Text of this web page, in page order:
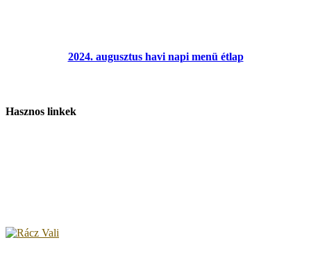
2024. augusztus havi napi menü étlap
Hasznos linkek